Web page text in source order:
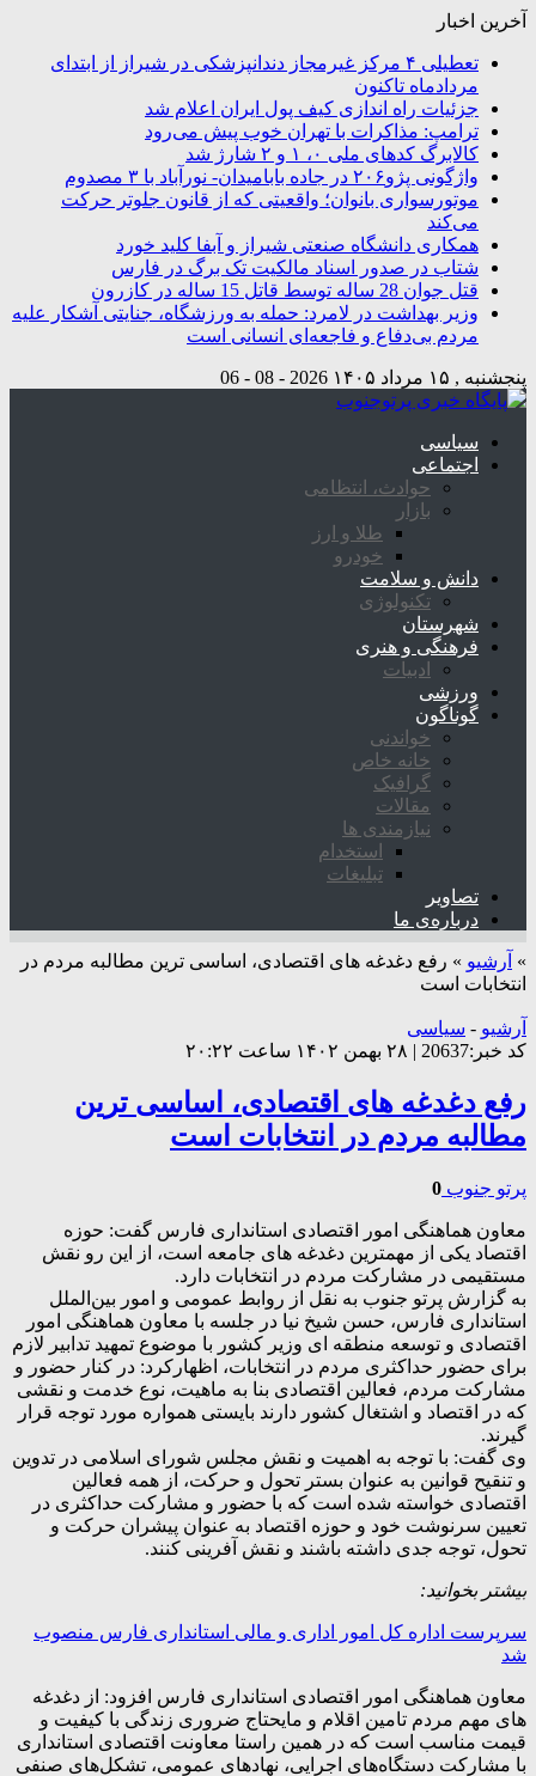
آخرین اخبار
تعطیلی ۴ مرکز غیرمجاز دندانپزشکی در شیراز از ابتدای
مردادماه تاکنون
جزئیات راه اندازی کیف پول ایران اعلام شد
ترامپ: مذاکرات با تهران خوب پیش می‌رود
کالابرگ کدهای ملی ۰، ۱ و ۲ شارژ شد
واژگونی پژو۲۰۶ در جاده بابامیدان- نورآباد با ۳ مصدوم
موتورسواری بانوان؛ واقعیتی که از قانون جلوتر حرکت
می‌کند
همکاری دانشگاه صنعتی شیراز و آبفا کلید خورد
شتاب در صدور اسناد مالکیت تک برگ در فارس
قتل جوان 28 ساله توسط قاتل 15 ساله در کازرون
وزیر بهداشت در لامرد: حمله به ورزشگاه، جنایتی آشکار علیه
مردم بی‌دفاع و فاجعه‌ای انسانی است
پنجشنبه , ۱۵ مرداد ۱۴۰۵ 2026 - 08 - 06
سیاسی
اجتماعی
حوادث، انتظامی
بازار
طلا و ارز
خودرو
دانش و سلامت
تکنولوژی
شهرستان
فرهنگی و هنری
ادبیات
ورزشی
گوناگون
خواندنی
خانه خاص
گرافیک
مقالات
نیازمندی ها
استخدام
تبلیغات
تصاویر
درباره‌ی ما
» آرشیو » رفع دغدغه های اقتصادی، اساسی ترین مطالبه مردم در
انتخابات است
آرشیو - سیاسی
کد خبر:20637 | ۲۸ بهمن ۱۴۰۲ ساعت ۲۰:۲۲
رفع دغدغه های اقتصادی، اساسی ترین
مطالبه مردم در انتخابات است
پرتو جنوب 0
معاون هماهنگی امور اقتصادی استانداری فارس گفت: حوزه
اقتصاد یکی از مهمترین دغدغه های جامعه است، از این رو نقش
مستقیمی در مشارکت مردم در انتخابات دارد.
به گزارش پرتو جنوب به نقل از روابط عمومی و امور بین‌الملل
استانداری فارس، حسن شیخ نیا در جلسه با معاون هماهنگی امور
اقتصادی و توسعه منطقه ای وزیر کشور با موضوع تمهید تدابیر لازم
برای حضور حداکثری مردم در انتخابات، اظهارکرد: در کنار حضور و
مشارکت مردم، فعالین اقتصادی بنا به ماهیت، نوع خدمت و نقشی
که در اقتصاد و اشتغال کشور دارند بایستی همواره مورد توجه قرار
گیرند.
وی گفت: با توجه به اهمیت و نقش مجلس شورای اسلامی در تدوین
و تنقیح قوانین به عنوان بستر تحول و حرکت، از همه فعالین
اقتصادی خواسته شده است که با حضور و مشارکت حداکثری در
تعیین سرنوشت خود و حوزه اقتصاد به عنوان پیشران حرکت و
تحول، توجه جدی داشته باشند و نقش آفرینی کنند.
بیشتر بخوانید:
سرپرست اداره کل امور اداری و مالی استانداری فارس منصوب
شد
معاون هماهنگی امور اقتصادی استانداری فارس افزود: از دغدغه
های مهم مردم تامین اقلام و مایحتاج ضروری زندگی با کیفیت و
قیمت مناسب است که در همین راستا معاونت اقتصادی استانداری
با مشارکت دستگاه‌های اجرایی، نهادهای عمومی، تشکل‌های صنفی